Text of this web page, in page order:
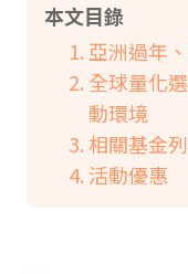
本文目錄
亞洲過年
全球量化
動環境
相關基金
活動優惠